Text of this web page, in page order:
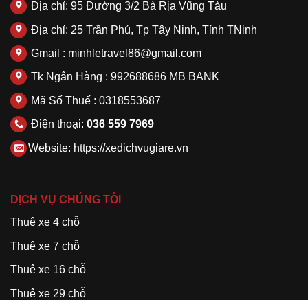
Địa chỉ: 95 Đường 3/2 Bà Rịa Vũng Tàu
Địa chỉ: 25 Trần Phú, Tp Tây Ninh, Tỉnh TNinh
Gmail : minhletravel86@gmail.com
Tk Ngân Hàng : 992688686 MB BANK
Mã Số Thuế : 0318553687
Điện thoại: 036 559 7969
Website: https://xedichvugiare.vn
DỊCH VỤ CHÚNG TÔI
Thuê xe 4 chỗ
Thuê xe 7 chỗ
Thuê xe 16 chỗ
Thuê xe 29 chỗ